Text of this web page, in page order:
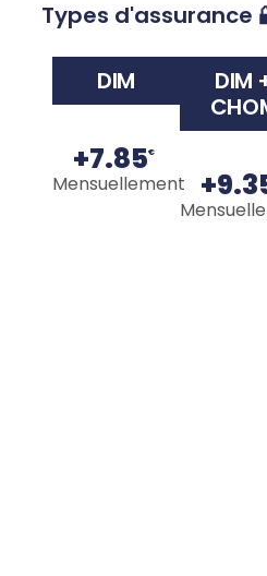
Types d'assurance
DIM
+7.85€
Mensuellement
DIM